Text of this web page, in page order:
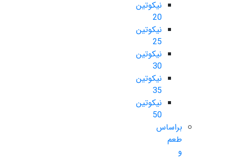
نیکوتین
20
نیکوتین
25
نیکوتین
30
نیکوتین
35
نیکوتین
50
براساس
طعم